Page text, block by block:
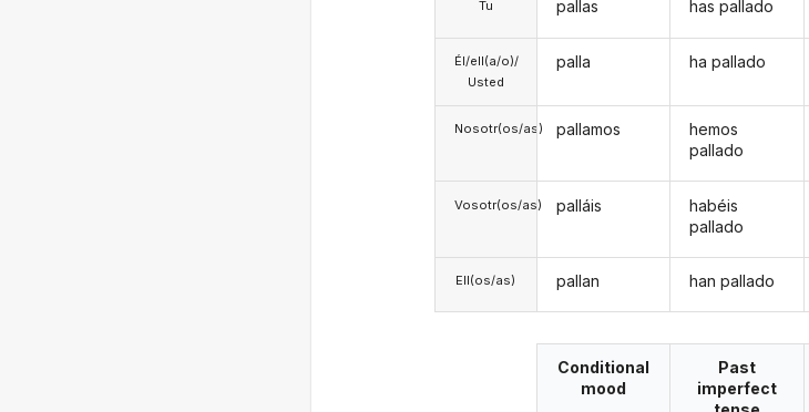
Tu
Él/ell(a/o)/
Usted
Nosotr(os/as)
Vosotr(os/as)
Ell(os/as)
pallas
palla
pallamos
palláis
pallan
has pallado
ha pallado
hemos
pallado
habéis
pallado
han pallado
Conditional
mood
Past
imperfect